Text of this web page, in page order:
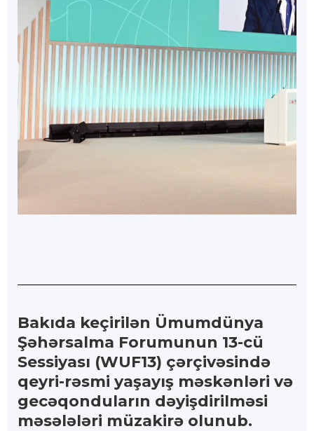
Bakıda keçirilən Ümumdünya
Şəhərsalma Forumunun 13-cü
Sessiyası (WUF13) çərçivəsində
qeyri-rəsmi yaşayış məskənləri və
gecəqonduların dəyişdirilməsi
məsələləri müzakirə olunub.